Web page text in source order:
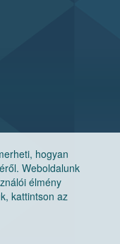
hogyan
Weboldalunk
élmény
kattintson az